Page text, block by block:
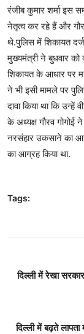
रंजीब कुमार शर्मा इस
नेतृत्व कर रहे हैं और
थे.पुलिस में शिकायत दर्ज
मुख्यमंत्री ने बुधवार
शिकायत के आधार पर
ने भी इसी मामले पर
दावा किया था कि उन्हें
के अध्यक्ष गौरव गोगोई
नरसंहार उकसाने का
का आग्रह किया था.
Tags:
दिल्ली में रेखा
दिल्ली में बढ़ते